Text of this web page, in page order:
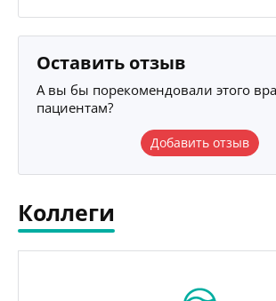
Оставить отзыв
А вы бы порекомендовали этого
пациентам?
Добавить отзыв
Коллеги